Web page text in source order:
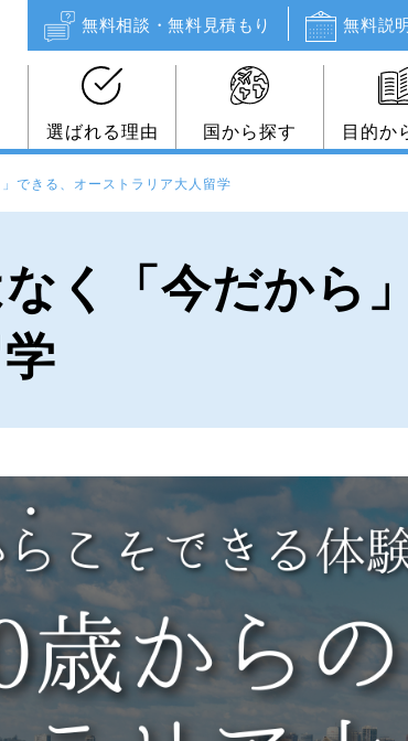
無料相談・無料見積もり 無料説
選ばれる理由 国から探す 目的か
できる、オーストラリア大人留学
なく「今だから